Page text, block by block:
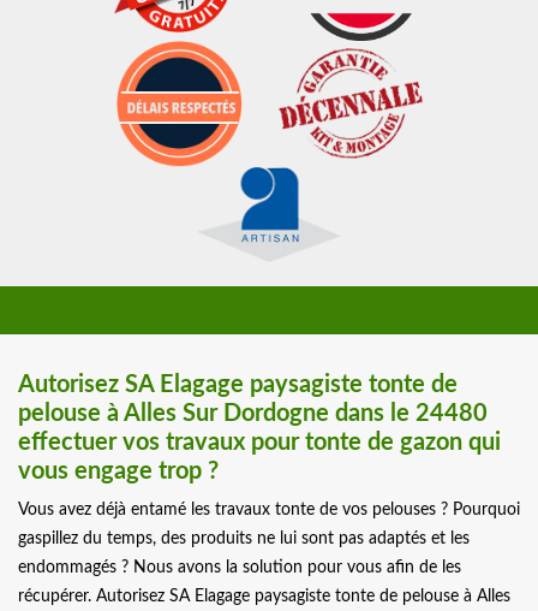
Autorisez SA Elagage paysagiste tonte de
pelouse à Alles Sur Dordogne dans le 24480
effectuer vos travaux pour tonte de gazon qui
vous engage trop ?
Vous avez déjà entamé les travaux tonte de vos pelouses ? Pourquoi
gaspillez du temps, des produits ne lui sont pas adaptés et les
endommagés ? Nous avons la solution pour vous afin de les
récupérer. Autorisez SA Elagage paysagiste tonte de pelouse à Alles